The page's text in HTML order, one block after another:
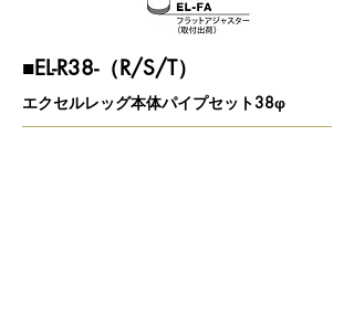
■EL-R38-（R/S/T）
エクセルレッグ本体パイプセット38φ